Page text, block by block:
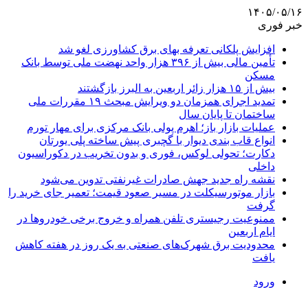
۱۴۰۵/۰۵/۱۶
خبر فوری
افزایش پلکانی تعرفه بهای برق کشاورزی لغو شد
تأمین مالی بیش از ۳۹۶ هزار واحد نهضت ملی توسط بانک
مسکن
بیش از ۱۵ هزار زائر اربعین به البرز بازگشتند
تمدید اجرای همزمان دو ویرایش مبحث ۱۹ مقررات ملی
ساختمان تا پایان سال
عملیات بازار باز؛ اهرم پولی بانک مرکزی برای مهار تورم
انواع قاب بندی دیوار با گچبری پیش ساخته پلی یورتان
دکارت؛ تحولی لوکس، فوری و بدون تخریب در دکوراسیون
داخلی
نقشه راه جدید جهش صادرات غیرنفتی تدوین می‌شود
بازار موتورسیکلت در مسیر صعود قیمت؛ تعمیر جای خرید را
گرفت
ممنوعیت رجیستری تلفن همراه و خروج برخی خودروها در
ایام اربعین
محدودیت برق شهرک‌های صنعتی به یک روز در هفته کاهش
یافت
ورود